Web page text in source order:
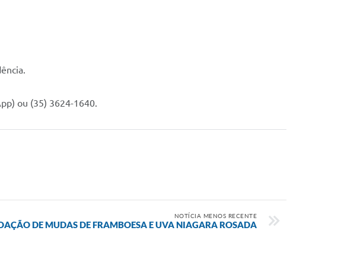
ou (35) 3624-1640.
NOTÍCIA MENOS RECENTE
DE MUDAS DE FRAMBOESA E UVA NIAGARA ROSADA